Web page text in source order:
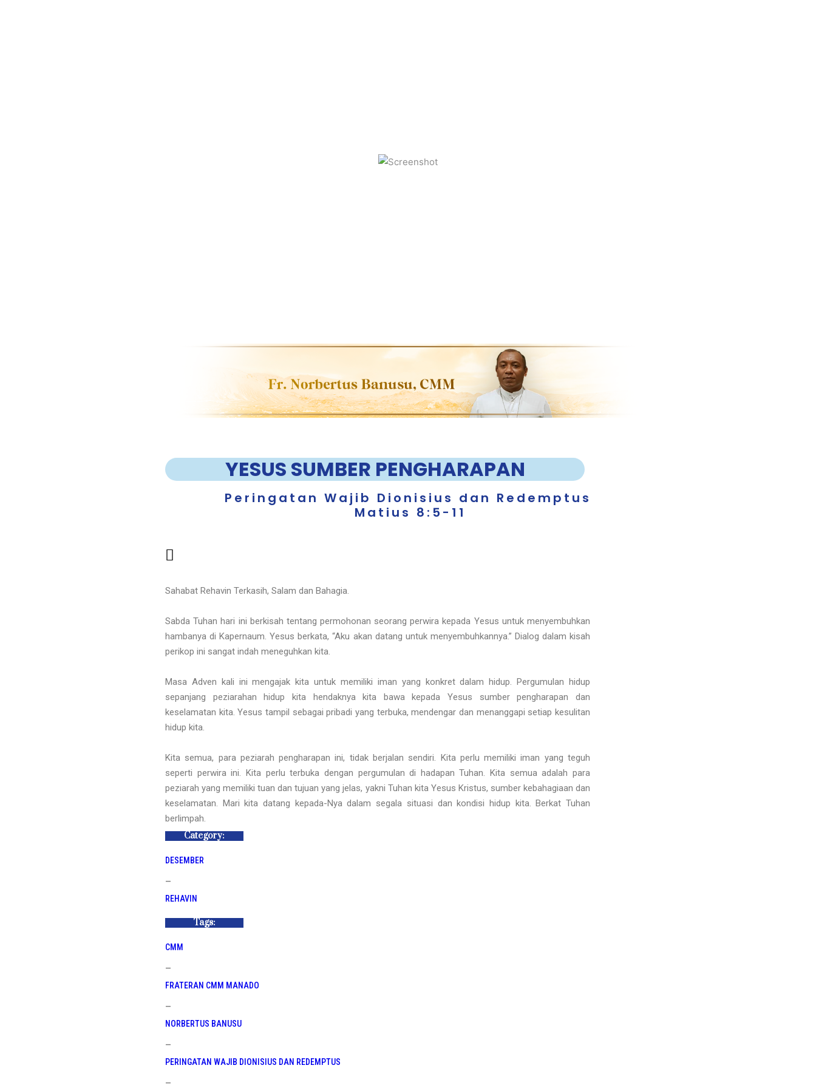
YESUS SUMBER PENGHARAPAN
Peringatan Wajib Dionisius dan Redemptus
Matius 8:5-11
Sahabat Rehavin Terkasih, Salam dan Bahagia.
Sabda Tuhan hari ini berkisah tentang permohonan seorang perwira kepada Yesus untuk menyembuhkan
hambanya di Kapernaum. Yesus berkata, “Aku akan datang untuk menyembuhkannya.” Dialog dalam kisah
perikop ini sangat indah meneguhkan kita.
Masa Adven kali ini mengajak kita untuk memiliki iman yang konkret dalam hidup. Pergumulan hidup
sepanjang peziarahan hidup kita hendaknya kita bawa kepada Yesus sumber pengharapan dan
keselamatan kita. Yesus tampil sebagai pribadi yang terbuka, mendengar dan menanggapi setiap kesulitan
hidup kita.
Kita semua, para peziarah pengharapan ini, tidak berjalan sendiri. Kita perlu memiliki iman yang teguh
seperti perwira ini. Kita perlu terbuka dengan pergumulan di hadapan Tuhan. Kita semua adalah para
peziarah yang memiliki tuan dan tujuan yang jelas, yakni Tuhan kita Yesus Kristus, sumber kebahagiaan dan
keselamatan. Mari kita datang kepada-Nya dalam segala situasi dan kondisi hidup kita. Berkat Tuhan
berlimpah.
Category:
DESEMBER
—
REHAVIN
Tags:
CMM
—
FRATERAN CMM MANADO
—
NORBERTUS BANUSU
—
PERINGATAN WAJIB DIONISIUS DAN REDEMPTUS
—